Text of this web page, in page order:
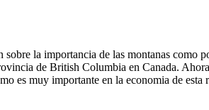
la importancia de las montanas como
de British Columbia en Canada.
es muy importante en la economia de esta